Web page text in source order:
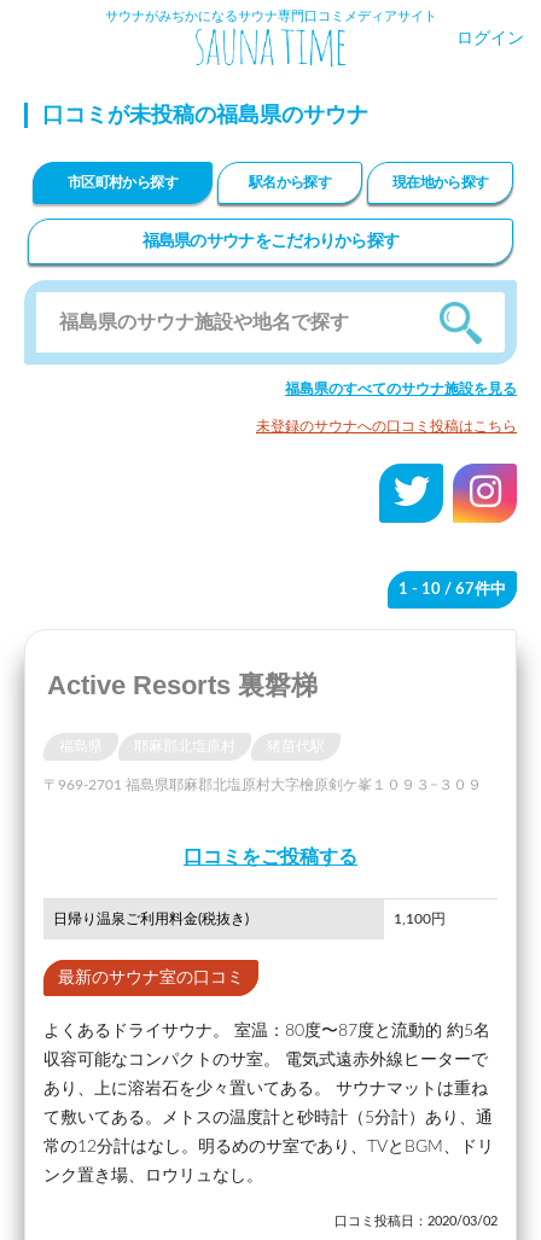
サウナがみぢかになるサウナ専門口コミメディアサイト
ログイン
口コミが未投稿の福島県のサウナ
市区町村から探す 駅名から探す 現在地から探す
福島県のサウナをこだわりから探す
福島県のすべてのサウナ施設を見る
未登録のサウナへの口コミ投稿はこちら
1 - 10 / 67件中
Active Resorts 裏磐梯
耶麻郡北塩原村 猪苗代駅
〒969-2701 福島県耶麻郡北塩原村大字檜原剣ケ峯１０９３−３０９
口コミをご投稿する
日帰り温泉ご利用料金(税抜き) 1,100円
最新のサウナ室の口コミ
よくあるドライサウナ。 室温：80度〜87度と流動的 約5名
収容可能なコンパクトのサ室。 電気式遠赤外線ヒーターで
あり、上に溶岩石を少々置いてある。 サウナマットは重ね
て敷いてある。メトスの温度計と砂時計（5分計）あり、通
常の12分計はなし。明るめのサ室であり、TVとBGM、ドリ
ンク置き場、ロウリュなし。
口コミ投稿日：2020/03/02